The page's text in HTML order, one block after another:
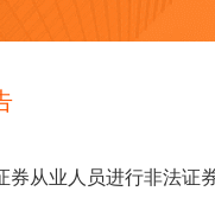
券从业人员进行非法证